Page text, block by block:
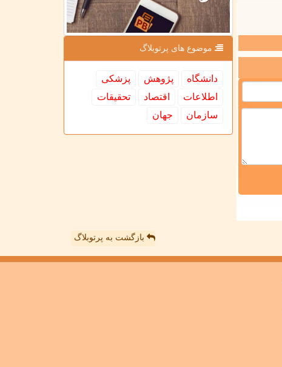
موضوع های پرتوبلاگ
دانشگاه پژوهش
پزشكی
اطلاعات
اقتصاد
تحقیقات
سازمان
جهان
بازگشت به پرتوبلاگ